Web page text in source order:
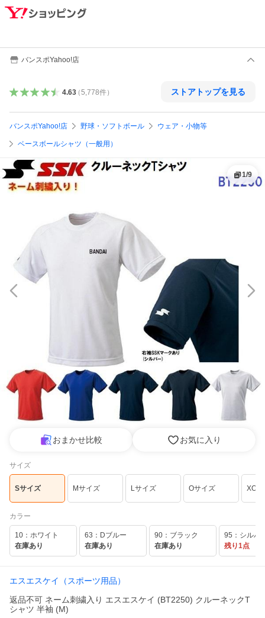
バンスポYahoo!店
4.63（5,778件） ストアトップを見る
バンスポYahoo!店 野球・ソフトボール ウェア・小物等
ベースボールシャツ（一般用）
1/9
おまかせ比較 お気に入り
サイズ
Sサイズ Mサイズ Lサイズ Oサイズ XO
カラー
10：ホワイト
在庫あり
63：Dブルー
在庫あり
90：ブラック
在庫あり
残り1点
エスエスケイ（スポーツ用品）
返品不可 ネーム刺繍入り エスエスケイ (BT2250) クルーネックT
シャツ 半袖 (M)